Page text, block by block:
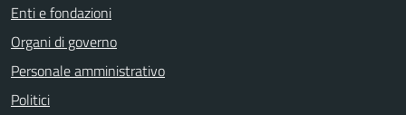
Enti e fondazioni
Organi di governo
Personale amministrativo
Politici